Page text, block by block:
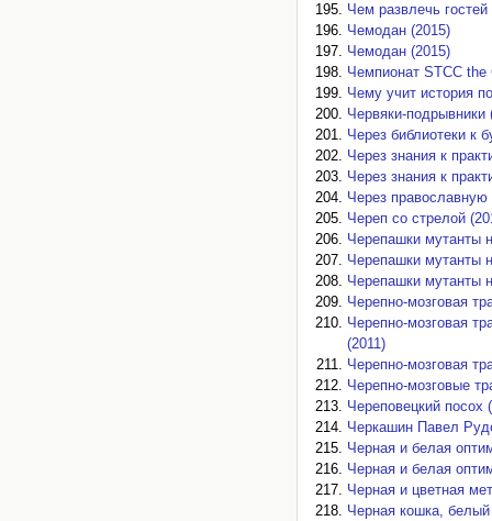
Чем развлечь гостей
Чемодан (2015)
Чемодан (2015)
Чемпионат STCC the
Чему учит история
Червяки-подрывники
Через библиотеки к
Через знания к
Через знания к
Через православную
Череп со стрелой
Черепашки мутанты
Черепашки мутанты
Черепашки мутанты
Черепно-мозговая
Черепно-мозговая
(2011)
Черепно-мозговая
Черепно-мозговые
Череповецкий посох
Черкашин Павел
Черная и белая
Черная и белая
Черная и цветная
Черная кошка, белый